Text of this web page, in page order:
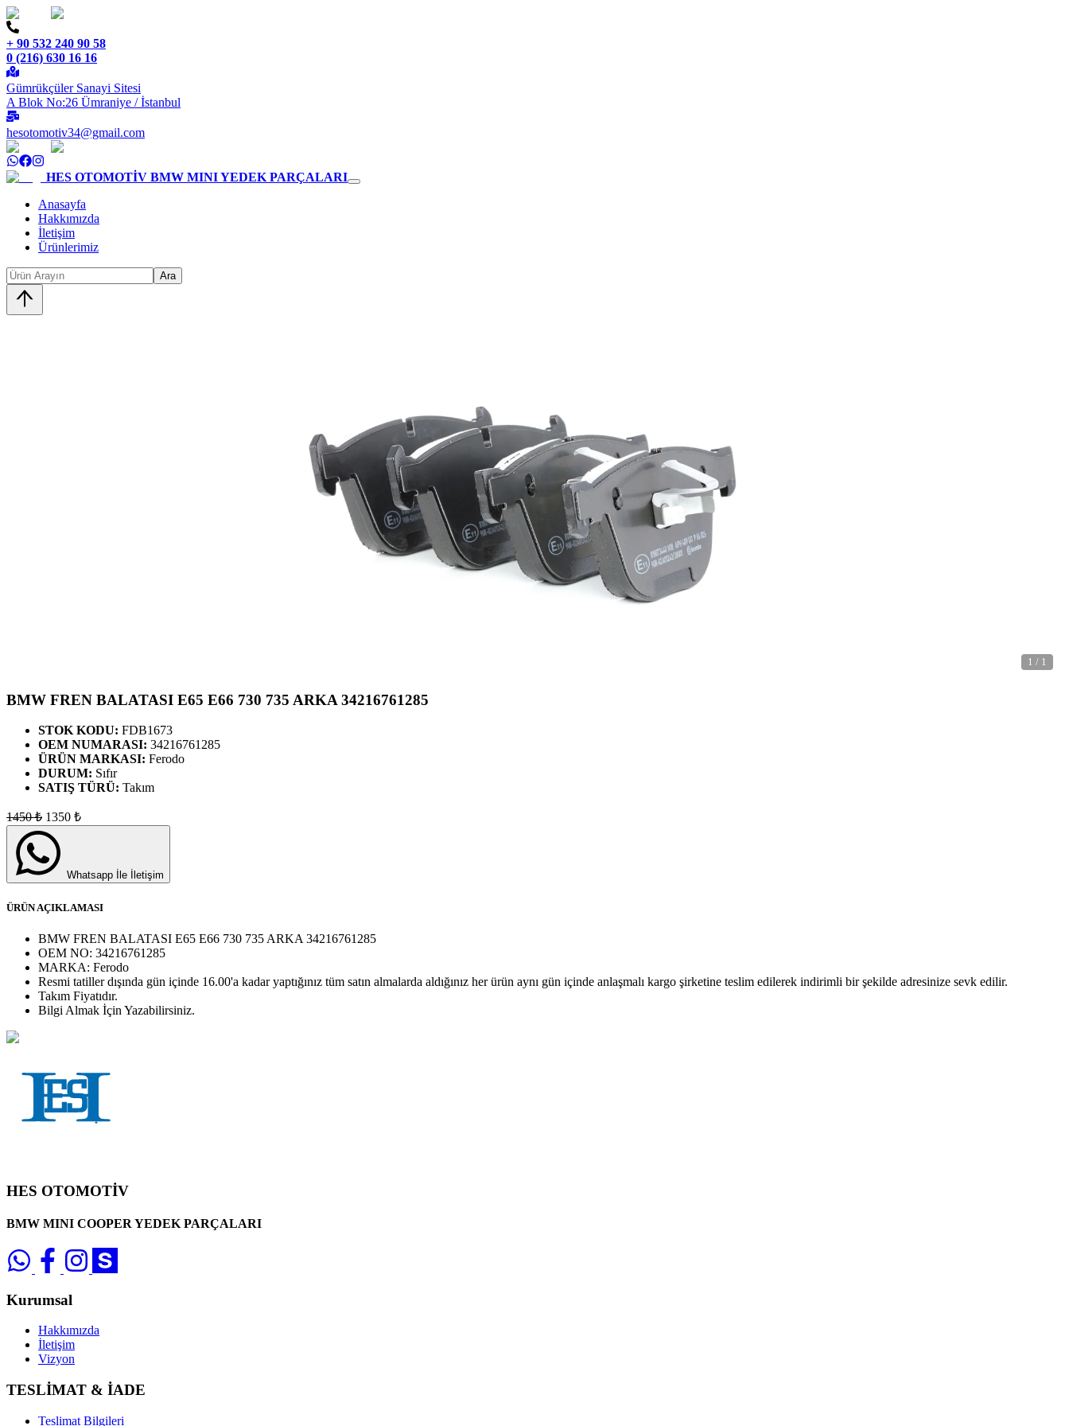
+ 90 532 240 90 58
0 (216) 630 16 16
Gümrükçüler Sanayi Sitesi
A Blok No:26 Ümraniye / İstanbul
hesotomotiv34@gmail.com
HES OTOMOTİV BMW MINI YEDEK PARÇALARI
Anasayfa
Hakkımızda
İletişim
Ürünlerimiz
Ara
1 / 1
BMW FREN BALATASI E65 E66 730 735 ARKA 34216761285
STOK KODU: FDB1673
OEM NUMARASI: 34216761285
ÜRÜN MARKASI: Ferodo
DURUM: Sıfır
SATIŞ TÜRÜ: Takım
1450₺ 1350 ₺
Whatsapp İle İletişim
ÜRÜN AÇIKLAMASI
BMW FREN BALATASI E65 E66 730 735 ARKA 34216761285
OEM NO: 34216761285
MARKA: Ferodo
Resmi tatiller dışında gün içinde 16.00'a kadar yaptığınız tüm satın almalarda aldığınız her ürün aynı gün içinde anlaşmalı kargo şirketine teslim edilerek indirimli bir şekilde adresinize sevk edilir.
Takım Fiyatıdır.
Bilgi Almak İçin Yazabilirsiniz.
HES OTOMOTİV
BMW MINI COOPER YEDEK PARÇALARI
Kurumsal
Hakkımızda
İletişim
Vizyon
TESLİMAT & İADE
Teslimat Bilgileri